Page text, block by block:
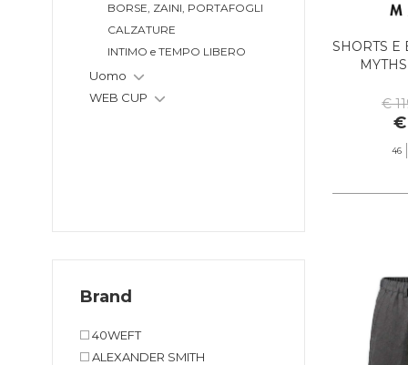
BORSE, ZAINI, PORTAFOGLI
CALZATURE
INTIMO e TEMPO LIBERO
Uomo
WEB CUP
Brand
40WEFT
ALEXANDER SMITH
SHORTS
€
€
46